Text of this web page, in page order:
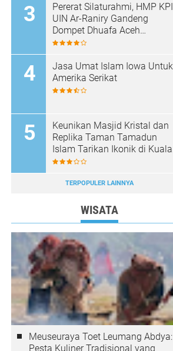
Pererat Silaturahmi, HMP KPI
UIN Ar-Raniry Gandeng
Dompet Dhuafa Aceh
Sukseskan Communication
Jasa Umat Islam Iowa Untuk
Amerika Serikat
Keunikan Masjid Kristal dan
Replika Taman Tamadun
Islam Tarikan Ikonik di Kuala
Terengganu, Malaysia
TERPOPULER LAINNYA
WISATA
Meuseuraya Toet Leumang Abdya:
Pesta Kuliner Tradisional yang